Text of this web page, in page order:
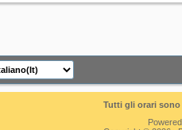
Tutti gli orari